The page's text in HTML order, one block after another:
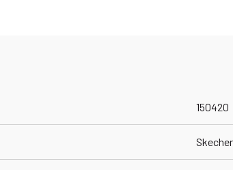
150420